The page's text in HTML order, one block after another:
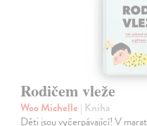
Rodičem vleže
Woo Michelle | Kniha
Děti jsou vyčerpávající! V